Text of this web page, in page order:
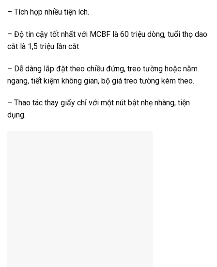
– Tích hợp nhiều tiện ích.
– Độ tin cậy tốt nhất với MCBF là 60 triệu dòng, tuổi thọ dao
cắt là 1,5 triệu lần cắt
– Dễ dàng lắp đặt theo chiều đứng, treo tường hoặc nằm
ngang, tiết kiệm không gian, bộ giá treo tường kèm theo.
– Thao tác thay giấy chỉ với một nút bật nhẹ nhàng, tiện
dụng.